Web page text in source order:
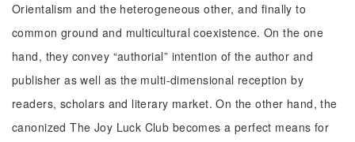
Orientalism and the heterogeneous other, and finally to
common ground and multicultural coexistence. On the one
hand, they convey “authorial” intention of the author and
publisher as well as the multi-dimensional reception by
readers, scholars and literary market. On the other hand, the
canonized The Joy Luck Club becomes a perfect means for